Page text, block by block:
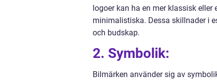
logoer kan ha en mer klassisk
minimalistiska. Dessa skillnader i
och budskap.
2. Symbolik:
Bilmärken använder sig av